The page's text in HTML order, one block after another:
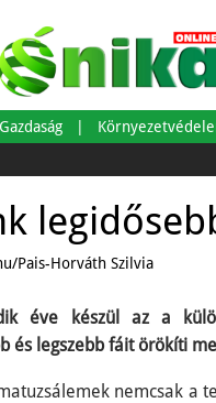
Gazdaság
Pais-Horváth Szilvia
éve készül az a
és legszebb fáit örökíti
nemcsak a